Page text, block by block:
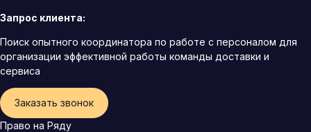
Запрос клиента:
Поиск опытного координатора по работе с персоналом для
организации эффективной работы команды доставки и
сервиса
Заказать звонок
Право на Ряду